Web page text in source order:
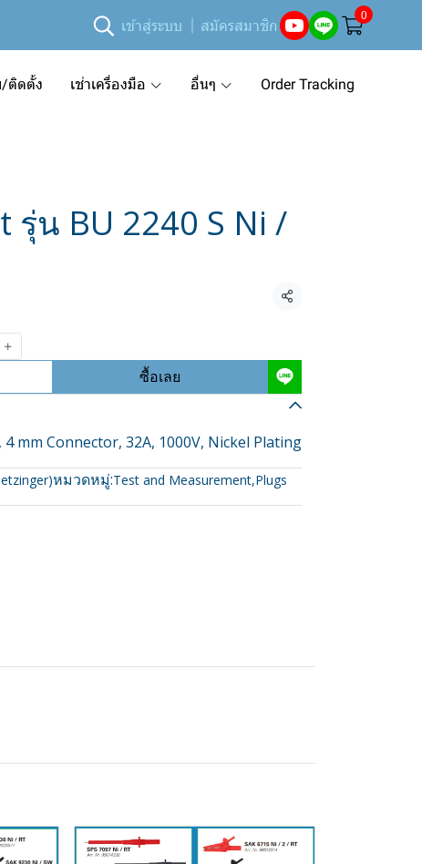
เข้าสู่ระบบ สมัครสมาชิก
0
/ติดตั้ง เช่าเครื่องมือ อื่นๆ Order Tracking
รุ่น BU 2240 S Ni /
แชร์
ซื้อเลย
4 mm Connector, 32A, 1000V, Nickel Plating
หมวดหมู่:Test and Measurement,Plugs